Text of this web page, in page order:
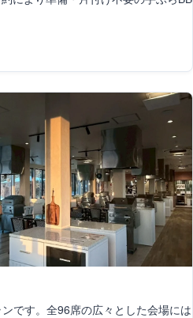
です。全96席の広々とした会場には